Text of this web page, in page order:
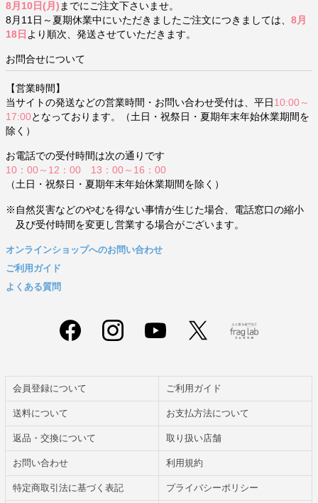
8月10日(月) までにご注文下さいませ。
8月11日～夏期休業中にいただきましたご注文につきましては、 8月
18日 より順次、発送させていただきます。
お問合せについて
【営業時間】
当サイトの発送などの営業時間・お問い合わせ受付は、平日 10:00～
17:00となっております。（土日・祝祭日・夏期年末年始休業期間を
除く）
お電話での受付時間は次の通りです
10：00～12：00 13：00～16：00
（土日・祝祭日・夏期年末年始休業期間を除く）
※自然災害などのやむを得ない事情が生じた場合、電話窓口の縮小
及び受付時間を変更し営業する場合がございます。
オンラインショップへのお問い合わせ
ご利用ガイド
よくある質問
会員登録について ご利用ガイド
送料について お支払方法について
返品・交換について 取り扱い店舗
お問い合わせ 利用規約
特定商取引法に基づく表記 プライバシーポリシー